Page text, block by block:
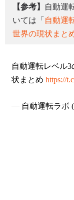
【参考】
自動運
いては「 自動運
世界の現状まと
自動運転レベル
状まとめ https://
— 自動運転ラボ